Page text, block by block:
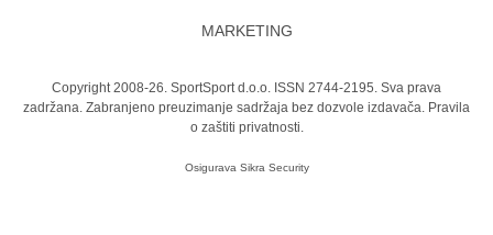
MARKETING
Copyright 2008-26. SportSport d.o.o. ISSN 2744-2195. Sva prava
zadržana. Zabranjeno preuzimanje sadržaja bez dozvole izdavača. Pravila
o zaštiti privatnosti.
Osigurava Sikra Security